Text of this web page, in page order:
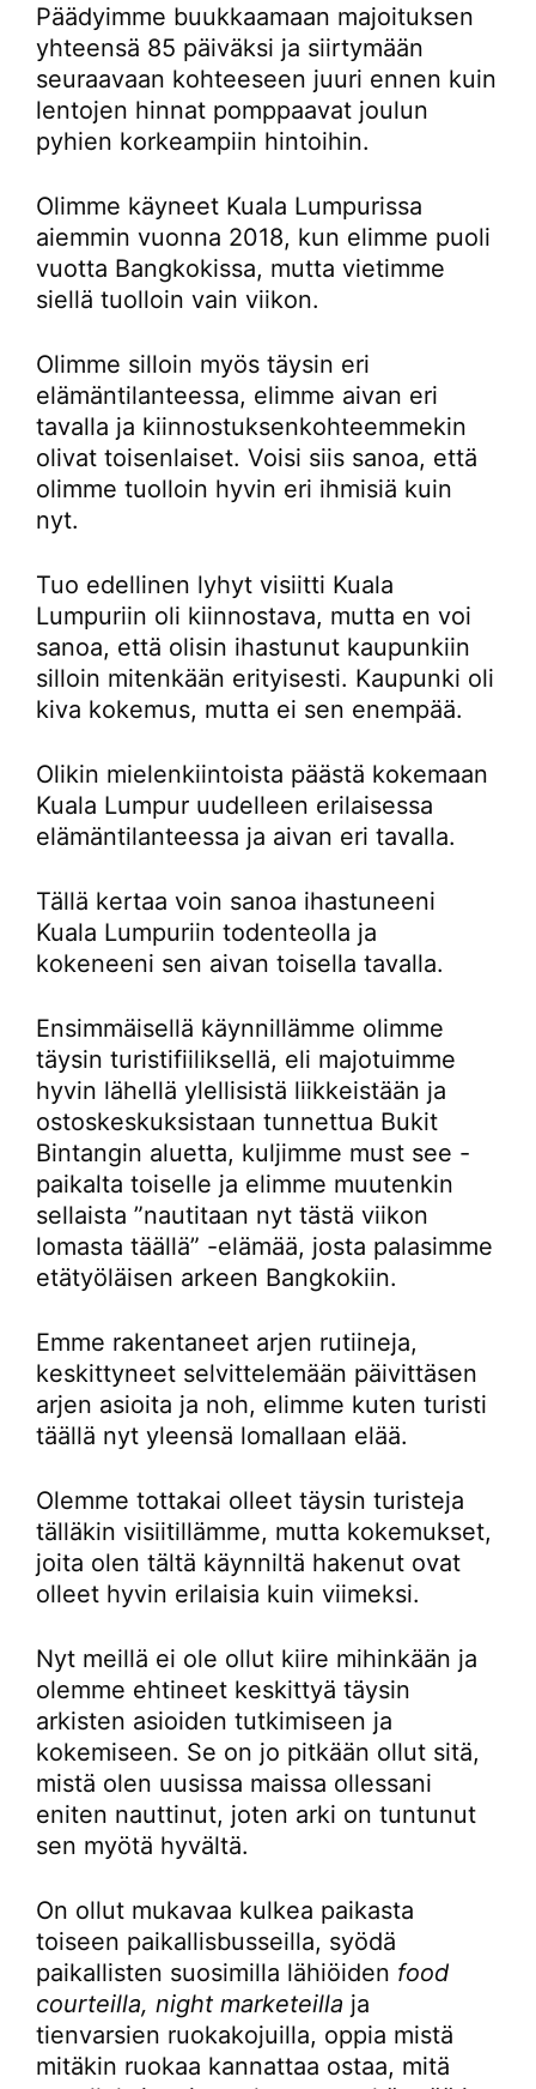
Päädyimme buukkaamaan majoituksen
yhteensä 85 päiväksi ja siirtymään
seuraavaan kohteeseen juuri ennen kuin
lentojen hinnat pomppaavat joulun
pyhien korkeampiin hintoihin.
Olimme käyneet Kuala Lumpurissa
aiemmin vuonna 2018, kun elimme puoli
vuotta Bangkokissa, mutta vietimme
siellä tuolloin vain viikon.
Olimme silloin myös täysin eri
elämäntilanteessa, elimme aivan eri
tavalla ja kiinnostuksenkohteemmekin
olivat toisenlaiset. Voisi siis sanoa, että
olimme tuolloin hyvin eri ihmisiä kuin
nyt.
Tuo edellinen lyhyt visiitti Kuala
Lumpuriin oli kiinnostava, mutta en voi
sanoa, että olisin ihastunut kaupunkiin
silloin mitenkään erityisesti. Kaupunki oli
kiva kokemus, mutta ei sen enempää.
Olikin mielenkiintoista päästä kokemaan
Kuala Lumpur uudelleen erilaisessa
elämäntilanteessa ja aivan eri tavalla.
Tällä kertaa voin sanoa ihastuneeni
Kuala Lumpuriin todenteolla ja
kokeneeni sen aivan toisella tavalla.
Ensimmäisellä käynnillämme olimme
täysin turistifiiliksellä, eli majotuimme
hyvin lähellä ylellisistä liikkeistään ja
ostoskeskuksistaan tunnettua Bukit
Bintangin aluetta, kuljimme must see -
paikalta toiselle ja elimme muutenkin
sellaista ”nautitaan nyt tästä viikon
lomasta täällä” -elämää, josta palasimme
etätyöläisen arkeen Bangkokiin.
Emme rakentaneet arjen rutiineja,
keskittyneet selvittelemään päivittäsen
arjen asioita ja noh, elimme kuten turisti
täällä nyt yleensä lomallaan elää.
Olemme tottakai olleet täysin turisteja
tälläkin visiitillämme, mutta kokemukset,
joita olen tältä käynniltä hakenut ovat
olleet hyvin erilaisia kuin viimeksi.
Nyt meillä ei ole ollut kiire mihinkään ja
olemme ehtineet keskittyä täysin
arkisten asioiden tutkimiseen ja
kokemiseen. Se on jo pitkään ollut sitä,
mistä olen uusissa maissa ollessani
eniten nauttinut, joten arki on tuntunut
sen myötä hyvältä.
On ollut mukavaa kulkea paikasta
toiseen paikallisbusseilla, syödä
paikallisten suosimilla lähiöiden food
courteilla, night marketeilla ja
tienvarsien ruokakojuilla, oppia mistä
mitäkin ruokaa kannattaa ostaa, mitä